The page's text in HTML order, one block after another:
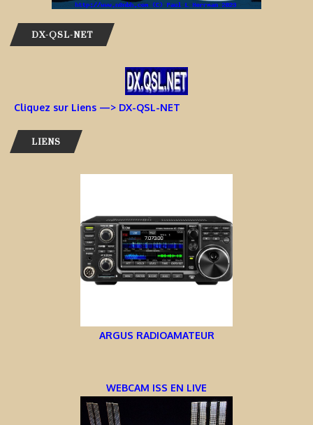
DX-QSL-NET
Cliquez sur Liens —> DX-QSL-NET
LIENS
ARGUS RADIOAMATEUR
WEBCAM ISS EN LIVE